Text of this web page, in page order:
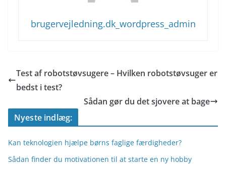
brugervejledning.dk_wordpress_admin
Test af robotstøvsugere – Hvilken robotstøvsuger er
bedst i test?
Sådan gør du det sjovere at bage
Nyeste indlæg:
Kan teknologien hjælpe børns faglige færdigheder?
Sådan finder du motivationen til at starte en ny hobby